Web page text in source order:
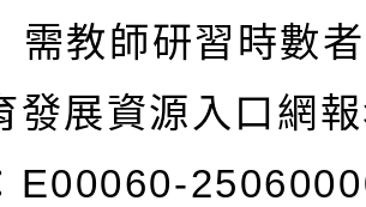
教師研習時數者
發展資源入口網
E00060-